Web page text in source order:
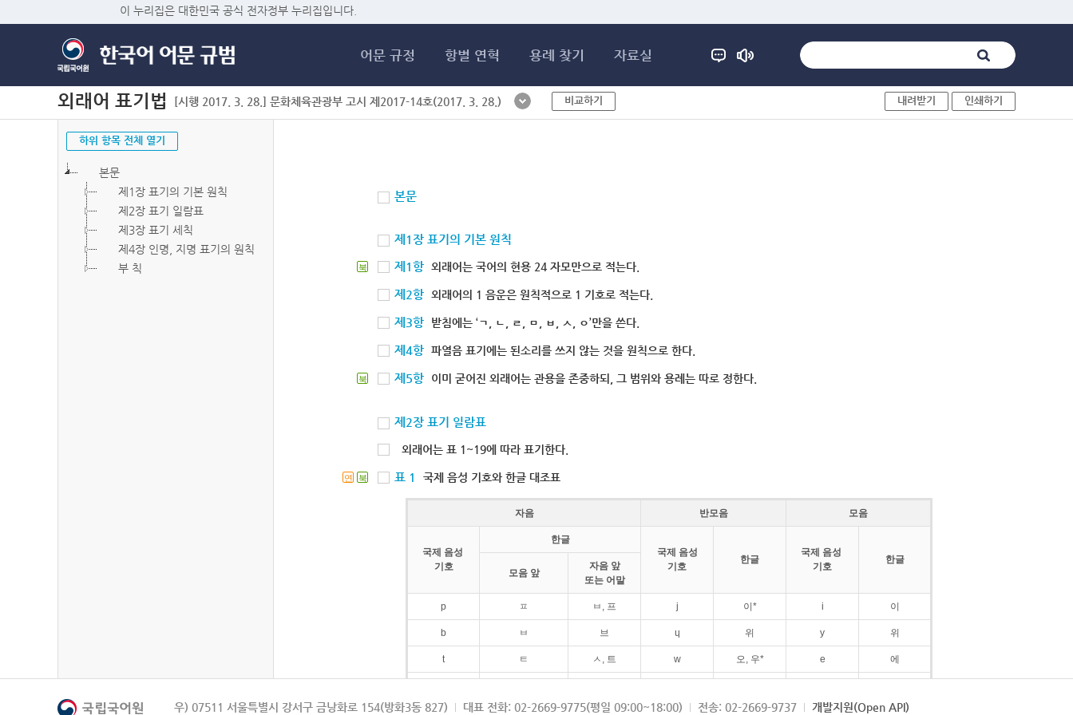
이 누리집은 대한민국 공식 전자정부 누리집입니다.
어문 규정 항별 연혁 용례 찾기 자료실
외래어 표기법 [시행 2017. 3. 28.] 문화체육관광부 고시 제2017-14호(2017. 3. 28.) 비교하기 내려받기 인쇄하기
하위 항목 전체 열기
본문
제1장 표기의 기본 원칙
제2장 표기 일람표
제3장 표기 세칙
제4장 인명, 지명 표기의 원칙
부 칙
본문
제1장 표기의 기본 원칙
북 제1항 외래어는 국어의 현용 24 자모만으로 적는다.
제2항 외래어의 1 음운은 원칙적으로 1 기호로 적는다.
제3항 받침에는 ‘ㄱ, ㄴ, ㄹ, ㅁ, ㅂ, ㅅ, ㅇ’만을 쓴다.
제4항 파열음 표기에는 된소리를 쓰지 않는 것을 원칙으로 한다.
북 제5항 이미 굳어진 외래어는 관용을 존중하되, 그 범위와 용례는 따로 정한다.
제2장 표기 일람표
외래어는 표 1~19에 따라 표기한다.
연 북 표 1 국제 음성 기호와 한글 대조표
자음 반모음 모음
국제 음성
기호
한글
국제 음성
기호
한글
국제 음성
기호
한글
모음 앞
자음 앞
또는 어말
p ㅍ ㅂ, 프 j 이* i 이
b ㅂ 브 ɥ 위 y 위
t ㅌ ㅅ, 트 w 오, 우* e 에
k ㅋ ㄱ, 크 ɛ 에
우) 07511 서울특별시 강서구 금낭화로 154(방화3동 827) 대표 전화: 02-2669-9775(평일 09:00~18:00) 전송: 02-2669-9737 개발지원(Open API)